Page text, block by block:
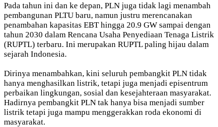
Pada tahun ini dan ke depan, PLN juga tidak lagi menambah
pembangunan PLTU baru, namun justru merencanakan
penambahan kapasitas EBT hingga 20.9 GW sampai dengan
tahun 2030 dalam Rencana Usaha Penyediaan Tenaga Listrik
(RUPTL) terbaru. Ini merupakan RUPTL paling hijau dalam
sejarah Indonesia.
Dirinya menambahkan, kini seluruh pembangkit PLN tidak
hanya menghasilkan listrik, tetapi juga menjadi episentrum
perbaikan lingkungan, sosial dan kesejahteraan masyarakat.
Hadirnya pembangkit PLN tak hanya bisa menjadi sumber
listrik tetapi juga mampu menggerakkan roda ekonomi di
masyarakat.